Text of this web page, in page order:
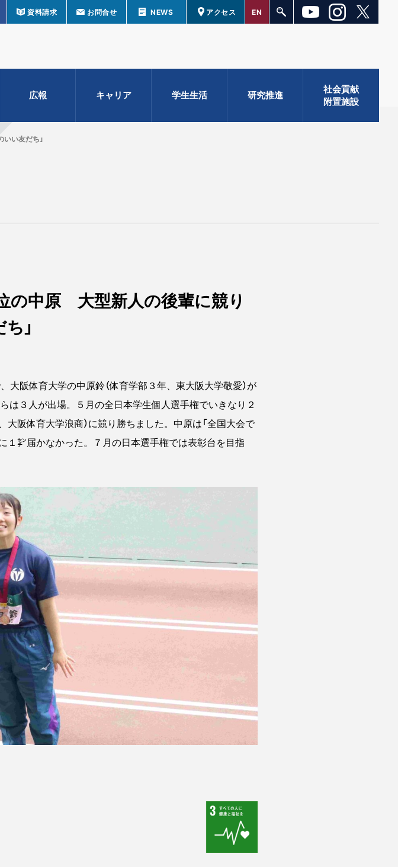
資料請求 お問合せ NEWS アクセス EN
広報 キャリア 学生生活 研究推進
社会貢献
附置施設
い友だち」
の中原 大型新人の後輩に競り
」
阪体育大学の中原鈴（体育学部３年、東大阪大学敬愛）が
３人が出場。５月の全日本学生個人選手権でいきなり２
阪体育大学浪商）に競り勝ちました。中原は「全国大会で
㌢届かなかった。７月の日本選手権では表彰台を目指